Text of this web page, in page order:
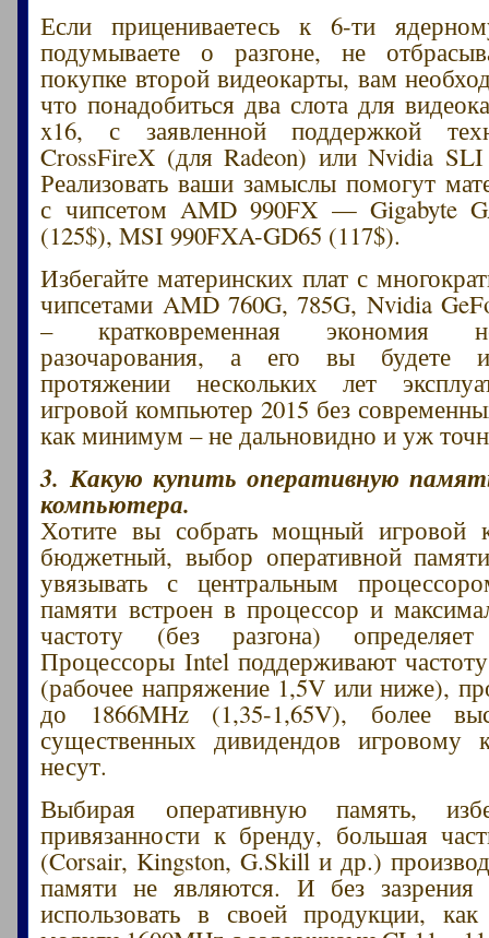
Если прицениваетесь к 6-ти
подумываете о разгоне, не
покупке второй видеокарты, вам
что понадобиться два слота для
x16, с заявленной поддержкой
CrossFireX (для Radeon) или Nvidia
Реализовать ваши замыслы помогут
с чипсетом AMD 990FX — Gigabyte
(125$), MSI 990FXA-GD65 (117$).
Избегайте материнских плат с
чипсетами AMD 760G, 785G, Nvidia
– кратковременная экономия
разочарования, а его вы будете
протяжении нескольких лет
игровой компьютер 2015 без
как минимум – не дальновидно и уж
3. Какую купить оперативную
компьютера.
Хотите вы собрать мощный игровой
бюджетный, выбор оперативной
увязывать с центральным
памяти встроен в процессор и
частоту (без разгона)
Процессоры Intel поддерживают
(рабочее напряжение 1,5V или ниже),
до 1866MHz (1,35-1,65V), более
существенных дивидендов игровому
несут.
Выбирая оперативную память,
привязанности к бренду, большая
(Corsair, Kingston, G.Skill и др.)
памяти не являются. И без зазрения
использовать в своей продукции, как